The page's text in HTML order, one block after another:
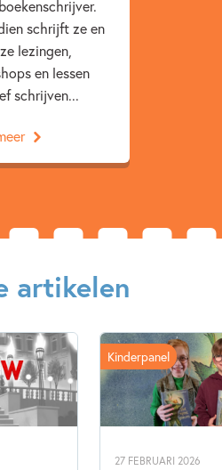
schrijft ze en
lezingen,
en lessen
schrijven...
artikelen
27 FEBRUARI 2026
Kinderpanel